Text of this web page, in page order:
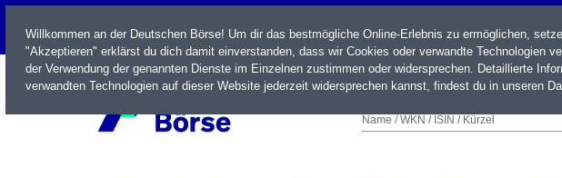
LIVE
Name / WKN / ISIN / Kürzel
Willkommen an der Deutschen Börse! Um dir das bestmögliche Online-Erlebnis zu ermöglichen,
"Akzeptieren" erklärst du dich damit einverstanden, dass wir Cookies oder verwandte Technologien
der Verwendung der genannten Dienste im Einzelnen zustimmen oder widersprechen. Detaillierte
verwandten Technologien auf dieser Website jederzeit widersprechen kannst, findest du in unseren